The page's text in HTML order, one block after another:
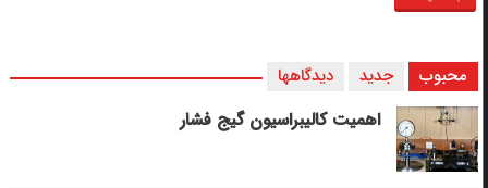
محبوب جدید دیدگاهها
اهمیت کالیبراسیون گیج فشار